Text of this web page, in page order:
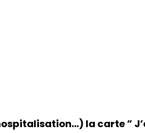
la carte ”